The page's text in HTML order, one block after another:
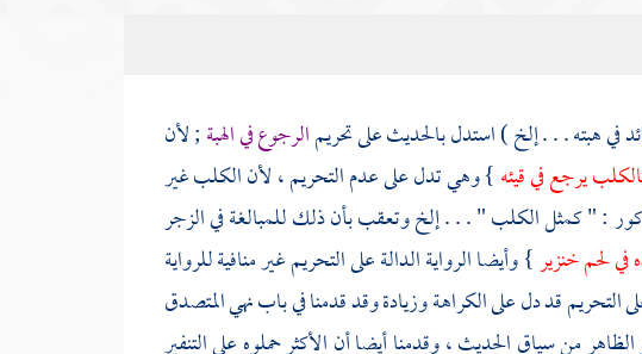
في هبته . . . إلخ ) استدل بالحديث على تحريمالرجوع في الهبة; لأن
يرجع في قيئه} وهي تدل على عدم التحريم ، لأن الكلب غير
: " كمثل الكلب " . . . إلخ وتعقب بأن ذلك للمبالغة في الزجر
لحم خنزير} وأيضا الرواية الدالة على التحريم غير منافية للرواية
التحريم قد دل على الكراهة وزيادة وقد قدمنا في باب نهي المتصدق